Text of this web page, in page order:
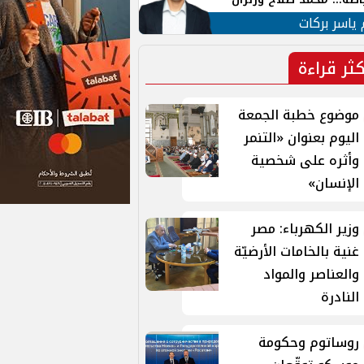
في الشارع التركي
ياسر بركات
قراءة
موضوع خطبة الجمعة
اليوم بعنوان «التنمر
وأثره على شخصية
الإنسان»
وزير الكهرباء: مصر
غنية بالخامات الأرضيّة
والعناصر والمواد
النادرة
روساتوم وحكومة